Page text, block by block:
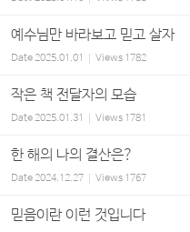
예수님만 바라보고 믿고 살자
Date2025.01.01 Views 1782
작은 책 전달자의 모습
Date2025.01.31 Views 1781
한 해의 나의 결산은?
Date2024.12.27 Views 1767
믿음이란 이런 것입니다